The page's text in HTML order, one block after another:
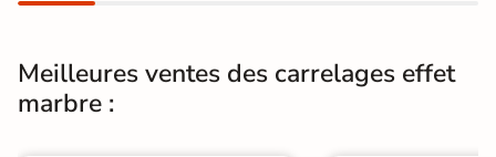
Normes Certification CE
Origine
Meilleures ventes des carrelages effet
marbre :